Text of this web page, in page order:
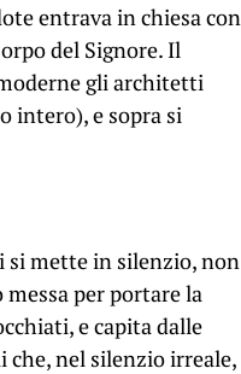
entrava in chiesa con
del Signore. Il
gli architetti
intero), e sopra si
si mette in silenzio, non
messa per portare la
e capita dalle
che, nel silenzio irreale,